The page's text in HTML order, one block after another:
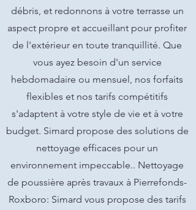
débris, et redonnons à votre terrasse un
aspect propre et accueillant pour profiter
de l'extérieur en toute tranquillité. Que
vous ayez besoin d'un service
hebdomadaire ou mensuel, nos forfaits
flexibles et nos tarifs compétitifs
s'adaptent à votre style de vie et à votre
budget. Simard propose des solutions de
nettoyage efficaces pour un
environnement impeccable.. Nettoyage
de poussière après travaux à Pierrefonds-
Roxboro: Simard vous propose des tarifs